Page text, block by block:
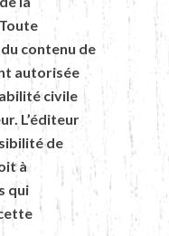
contenu de
autorisée
civile
L’éditeur
de
à
qui